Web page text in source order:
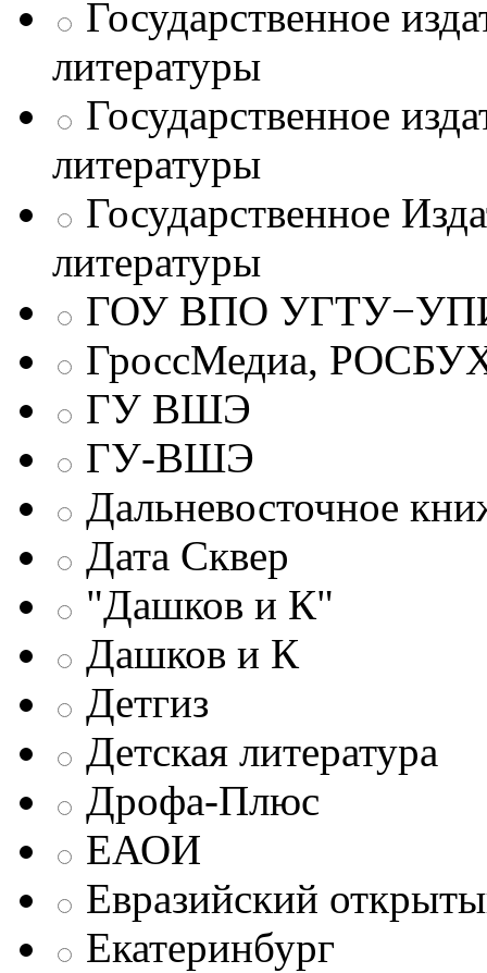
Государственное
литературы
Государственное
литературы
Государственное
литературы
ГОУ ВПО
ГроссМедиа,
ГУ ВШЭ
ГУ-ВШЭ
Дальневосточное
Дата Сквер
"Дашков и К"
Дашков и К
Детгиз
Детская литература
Дрофа-Плюс
ЕАОИ
Евразийский
Екатеринбург